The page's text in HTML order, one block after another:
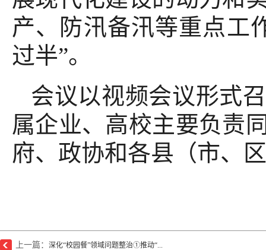
产、防汛备汛等重点工
过半”。
会议以视频会议形式
属企业、高校主要负责
府、政协和各县（市、
上一篇： 深化“校园餐”领域问题整治①推动“...